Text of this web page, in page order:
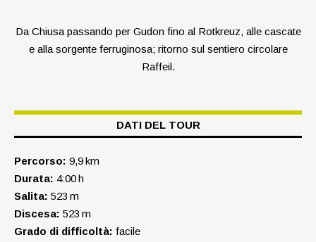
Da Chiusa passando per Gudon fino al Rotkreuz, alle cascate
e alla sorgente ferruginosa; ritorno sul sentiero circolare
Raffeil.
DATI DEL TOUR
Percorso: 9,9 km
Durata: 4:00 h
Salita: 523 m
Discesa: 523 m
Grado di difficoltà: facile